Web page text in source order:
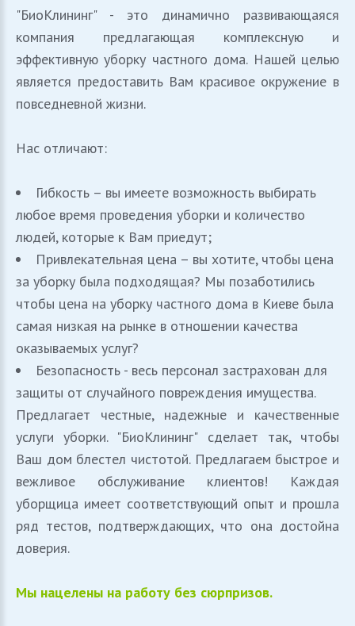
"БиоКлининг" - это динамично развивающаяся
компания предлагающая комплексную и
эффективную уборку частного дома. Нашей целью
является предоставить Вам красивое окружение в
повседневной жизни.
Нас отличают:
Гибкость – вы имеете возможность выбирать
любое время проведения уборки и количество
людей, которые к Вам приедут;
Привлекательная цена – вы хотите, чтобы цена
за уборку была подходящая? Мы позаботились
чтобы цена на уборку частного дома в Киеве была
самая низкая на рынке в отношении качества
оказываемых услуг?
Безопасность - весь персонал застрахован для
защиты от случайного повреждения имущества.
Предлагает честные, надежные и качественные
услуги уборки. "БиоКлининг" сделает так, чтобы
Ваш дом блестел чистотой. Предлагаем быстрое и
вежливое обслуживание клиентов! Каждая
уборщица имеет соответствующий опыт и прошла
ряд тестов, подтверждающих, что она достойна
доверия.
Мы нацелены на работу без сюрпризов.